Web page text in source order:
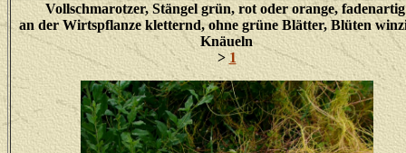
Vollschmarotzer, Stängel grün, rot oder orange,
an der Wirtspflanze kletternd, ohne grüne Blätter, Blüten
Knäueln
>1